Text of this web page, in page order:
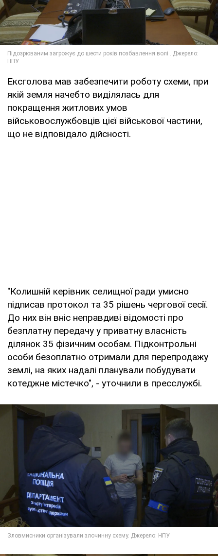
Ексголова мав забезпечити роботу схеми, при
якій земля начебто виділялась для
покращення житлових умов
військовослужбовців цієї військової частини,
що не відповідало дійсності.
"Колишній керівник селищної ради умисно
підписав протокол та 35 рішень чергової сесії.
До них він вніс неправдиві відомості про
безплатну передачу у приватну власність
ділянок 35 фізичним особам. Підконтрольні
особи безоплатно отримали для перепродажу
землі, на яких надалі планували побудувати
котеджне містечко", - уточнили в пресслужбі.